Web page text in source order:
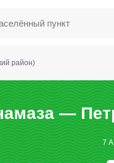
район)
—
7